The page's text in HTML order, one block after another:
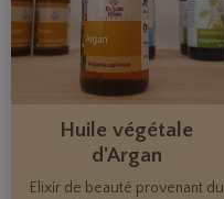
Huile végétale
d'Argan
Elixir de beauté provenant du